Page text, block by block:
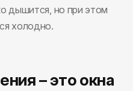
дышится, но при этом
холодно.
– это окна